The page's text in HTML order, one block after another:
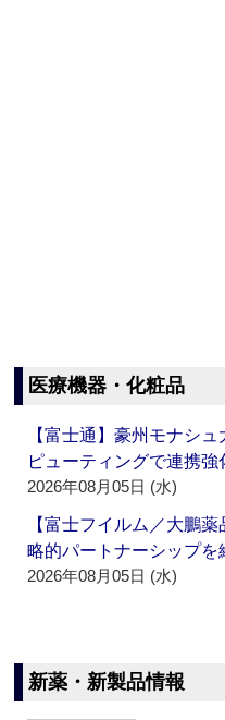
医療機器・化粧品
【富士通】豪州モナシ
ピューティングで連携強
2026年08月05日 (水)
【富士フイルム／大鵬
略的パートナーシップを
2026年08月05日 (水)
新薬・新製品情報